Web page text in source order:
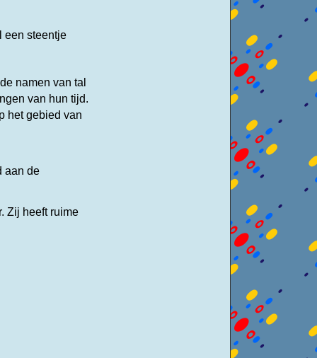
een steentje
namen van tal
van hun tijd.
het gebied van
aan de
Zij heeft ruime